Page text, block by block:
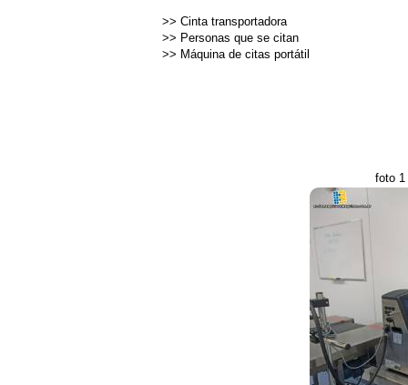
>> Cinta transportadora
>> Personas que se citan
>> Máquina de citas portátil
foto 1